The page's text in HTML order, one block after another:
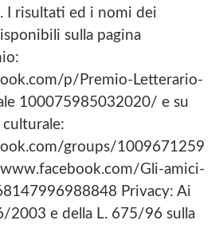
I risultati ed i nomi dei
sulla pagina
p/Premio-Letterario-
100075985032020/ e su
groups/1009671259
Gli-amici-
Privacy: Ai
2003 e della L. 675/96 sulla